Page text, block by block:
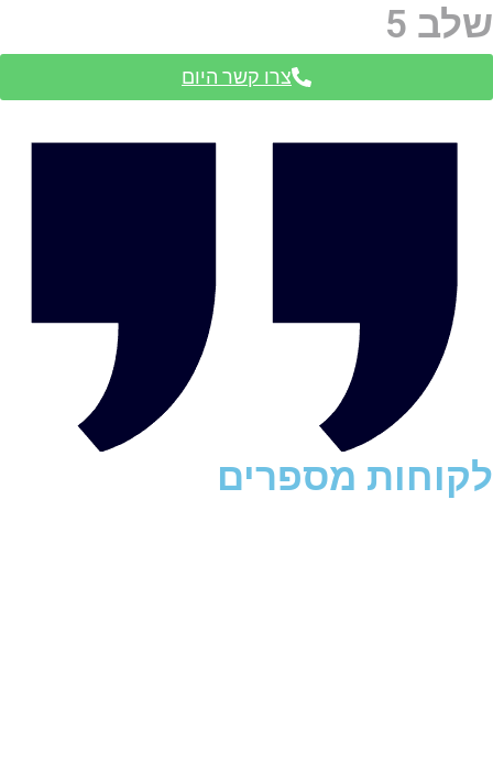
שלב 5
צרו קשר היום
לקוחות מספרים